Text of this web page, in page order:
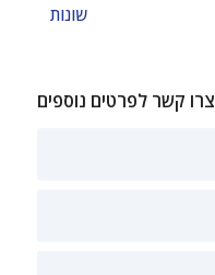
שונות
צרו קשר לפרטים נוספים